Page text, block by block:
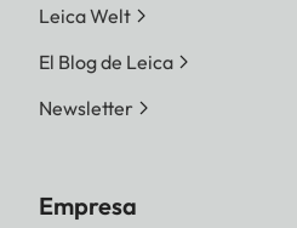
Leica Welt
El Blog de Leica
Newsletter
Empresa